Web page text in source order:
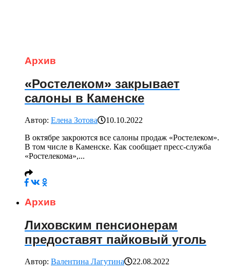
Архив
«Ростелеком» закрывает
салоны в Каменске
Автор: Елена Зотова
10.10.2022
В октябре закроются все салоны продаж «Ростелеком».
В том числе в Каменске. Как сообщает пресс-служба
«Ростелекома»,...
Архив
Лиховским пенсионерам
предоставят пайковый уголь
Автор: Валентина Лагутина
22.08.2022